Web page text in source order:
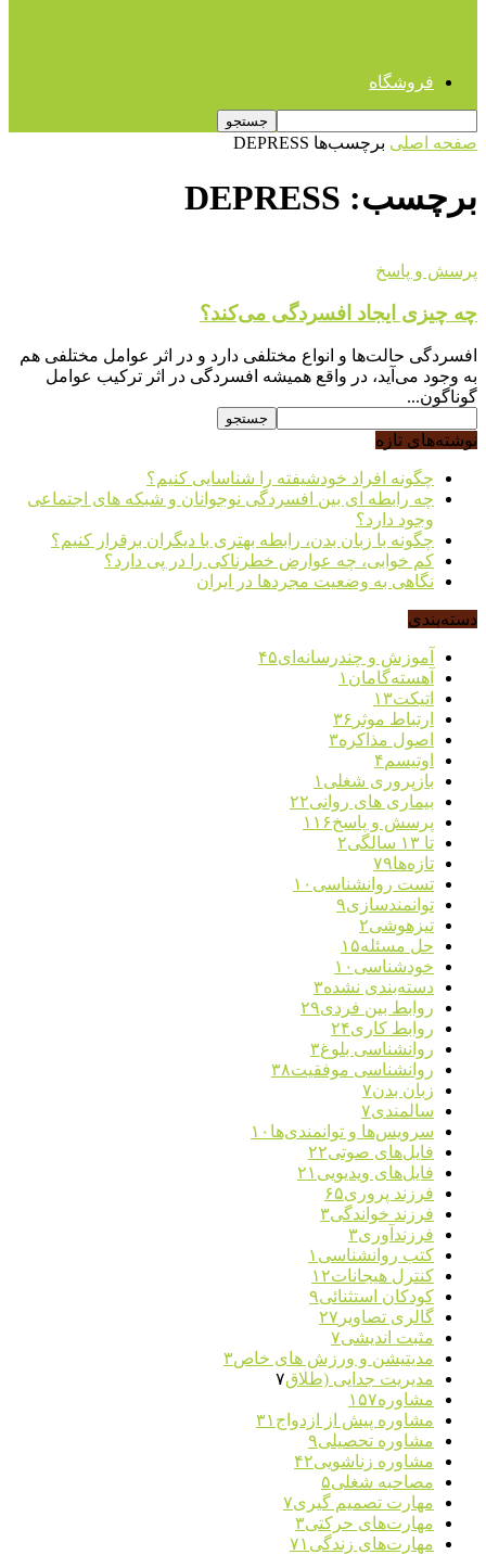
فروشگاه
صفحه اصلی برچسب‌ها DEPRESS
برچسب: DEPRESS
پرسش و پاسخ
چه چیزی ایجاد افسردگی می‌کند؟
افسردگی حالت‌ها و انواع مختلفی دارد و در اثر عوامل مختلفی هم
به وجود می‌آید، در واقع همیشه افسردگی در اثر ترکیب عوامل
گوناگون...
نوشته‌های تازه
چگونه افراد خودشیفته را شناسایی کنیم؟
چه رابطه ای بین افسردگی نوجوانان و شبکه های اجتماعی
وجود دارد؟
چگونه با زبان بدن، رابطه بهتری با دیگران برقرار کنیم؟
کم خوابی، چه عوارض خطرناکی را در پی دارد؟
نگاهی به وضعیت مجردها در ایران
دسته‌بندی
آموزش و چندرسانه‌ای۴۵
آهسته‌گامان ۱
اتیکت۱۳
ارتباط موثر ۳۶
اصول مذاکره۳
اوتیسم۴
بازپروری شغلی ۱
بیماری های روانی۲۲
پرسش و پاسخ۱۱۶
تا ۱۳ سالگی
۲
تازه‌ها۷۹
تست روانشناسی ۱۰
توانمندسازی۹
تیزهوشی۲
حل مسئله۱۵
خودشناسی ۱۰
دسته‌بندی نشده۳
روابط بین فردی۲۹
روابط کاری۲۴
روانشناسی بلوغ۳
روانشناسی موفقیت۳۸
زبان بدن۷
سالمندی۷
سرویس‌ها و توانمندی‌ها ۱۰
فایل‌های صوتی۲۲
فایل‌های ویدیویی ۲۱
فرزند پروری۶۵
فرزند خواندگی۳
فرزندآوری۳
کتب روانشناسی ۱
کنترل هیجانات۱۲
کودکان استثنائی۹
گالری تصاویر ۲۷
مثبت اندیشی۷
مدیتیشن و ورزش های خاص۳
مدیریت جدایی (طلاق۷
مشاوره۱۵۷
مشاوره پیش از ازدواج ۳۱
مشاوره تحصیلی۹
مشاوره زناشویی۴۲
مصاحبه شغلی۵
مهارت تصمیم گیری۷
مهارت‌های حرکتی۳
مهارت‌های زندگی ۷۱